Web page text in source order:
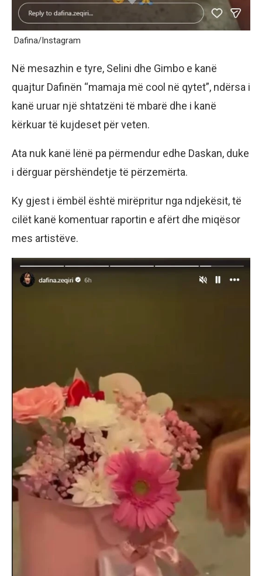
Dafina/Instagram
Në mesazhin e tyre, Selini dhe Gimbo e kanë
quajtur Dafinën “mamaja më cool në qytet”, ndërsa i
kanë uruar një shtatzëni të mbarë dhe i kanë
kërkuar të kujdeset për veten.
Ata nuk kanë lënë pa përmendur edhe Daskan, duke
i dërguar përshëndetje të përzemërta.
Ky gjest i ëmbël është mirëpritur nga ndjekësit, të
cilët kanë komentuar raportin e afërt dhe miqësor
mes artistëve.